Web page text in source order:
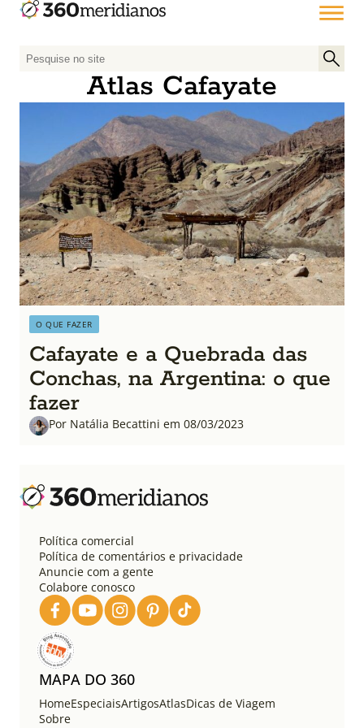
P
s
a
r
p
o
r
:
Atlas Cafayate
O QUE FAZER
Cafayate e a Quebrada das
Conchas, na Argentina: o que
fazer
Por Natália Becattini em 08/03/2023
Política comercial
Política de comentários e privacidade
Anuncie com a gente
Colabore conosco
MAPA DO 360
HomeEspeciaisArtigosAtlasDicas de Viagem
Sobre